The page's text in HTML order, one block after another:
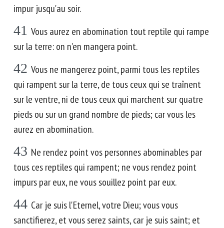
impur jusqu'au soir.
41 Vous aurez en abomination tout reptile qui rampe
sur la terre: on n'en mangera point.
42 Vous ne mangerez point, parmi tous les reptiles
qui rampent sur la terre, de tous ceux qui se traînent
sur le ventre, ni de tous ceux qui marchent sur quatre
pieds ou sur un grand nombre de pieds; car vous les
aurez en abomination.
43 Ne rendez point vos personnes abominables par
tous ces reptiles qui rampent; ne vous rendez point
impurs par eux, ne vous souillez point par eux.
44 Car je suis l'Eternel, votre Dieu; vous vous
sanctifierez, et vous serez saints, car je suis saint; et